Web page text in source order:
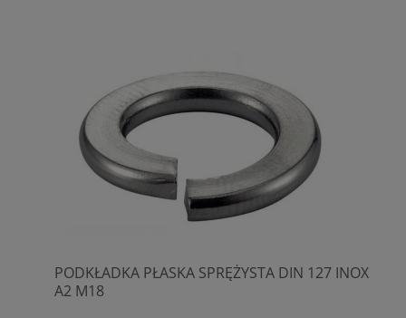
PODKŁADKA PŁASKA SPRĘŻYSTA DIN 127 INOX
A2 M18